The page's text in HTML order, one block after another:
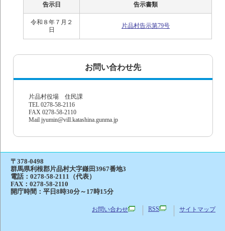
告示日 告示書類
令和８年７月２
日
片品村告示第79号
お問い合わせ先
片品村役場 住民課
TEL 0278-58-2116
FAX 0278-58-2110
Mail jyumin@vill.katashina.gunma.jp
〒378-0498
群馬県利根郡片品村大字鎌田3967番地3
電話： 0278-58-2111（代表）
FAX：0278-58-2110
開庁時間：平日8時30分～17時15分
お問い合わせ RSS サイトマップ